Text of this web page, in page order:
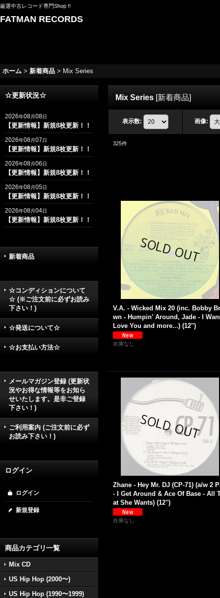
厳選中古レコード専門Shop !!
FATMAN RECORDS
ホーム > 新着商品 > Mix Series
☆更新状況☆
2026年08月08日
【更新情報】新規8枚更新！！
2026年08月07日
【更新情報】新規8枚更新！！
2026年08月06日
【更新情報】新規8枚更新！！
2026年08月05日
【更新情報】新規8枚更新！！
2026年08月04日
【更新情報】新規8枚更新！！
新着商品
☆コンディションについて
☆ (※ご注文前に必ずお読み
下さい！)
☆発送について☆
☆お支払い方法☆
メールマガジン登録 (更新状
況やお得な情報等をお知ら
せいたします。是非ご登録
下さい！)
ご利用案内 (ご注文前に必ず
お読み下さい！)
ログイン
ログイン
新規登録
商品カテゴリ一覧
Mix CD
US Hip Hop (2000〜)
US Hip Hop (1990〜1999)
Mix Series [新着商品]
表示数: 画像:
325件
V.A. - Wicked Mix 20 (inc. Bobby
wn - Humpin' Around, Jade - I
Love You and more...) (12'')
在庫なし
Zhane - Hey Mr. DJ (CP-71) (a/w 2
- I Get Around & Ace Of Base - All
at She Wants) (12'')
在庫なし